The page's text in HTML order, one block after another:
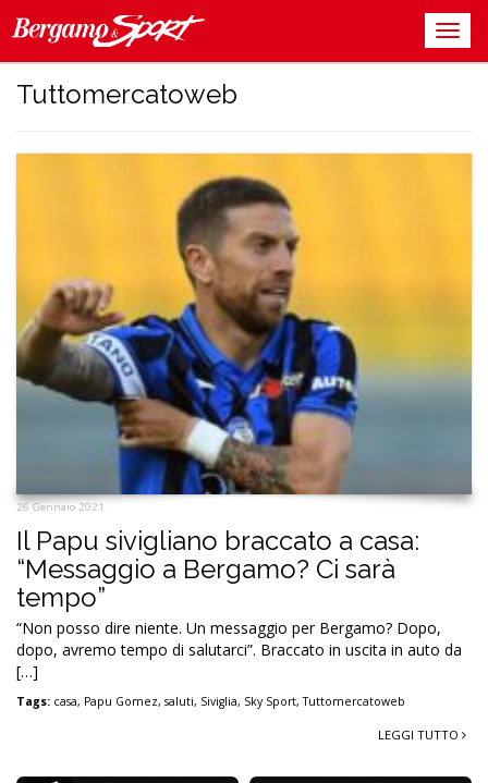
Tuttomercatoweb
26 Gennaio 2021
Il Papu sivigliano braccato a casa:
“Messaggio a Bergamo? Ci sarà
tempo”
“Non posso dire niente. Un messaggio per Bergamo? Dopo,
dopo, avremo tempo di salutarci”. Braccato in uscita in auto da
[…]
Tags: casa, Papu Gomez, saluti, Siviglia, Sky Sport,Tuttomercatoweb
LEGGI TUTTO